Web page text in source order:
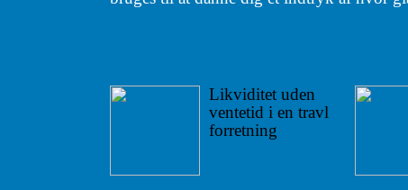
Likviditet uden
ventetid i en travl
forretning